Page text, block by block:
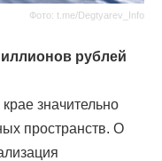
Фото: t.me/Degtyarev_Info
рублей
значительно
пространств. О